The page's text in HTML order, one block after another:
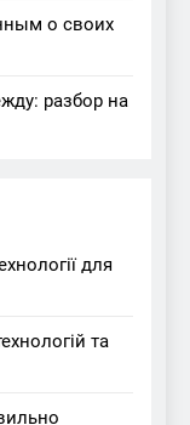
о своих
разбор на
для
та